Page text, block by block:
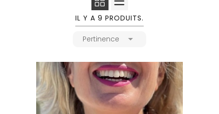
IL Y A 9 PRODUITS.
Pertinence 